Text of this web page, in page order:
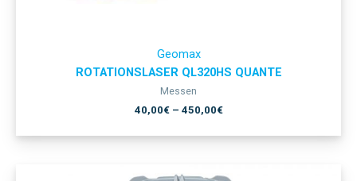
Geomax
ROTATIONSLASER QL320HS QUANTE
Messen
40,00€– 450,00€